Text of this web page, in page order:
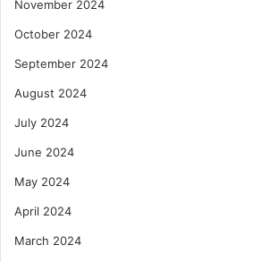
November 2024
October 2024
September 2024
August 2024
July 2024
June 2024
May 2024
April 2024
March 2024